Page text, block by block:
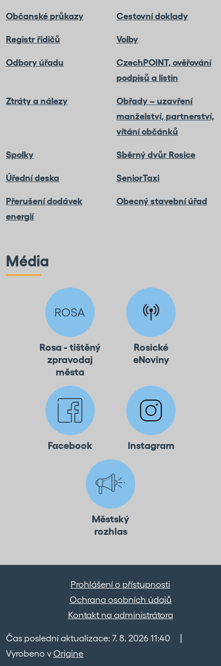
Občanské průkazy Cestovní doklady
Registr řidičů Volby
Odbory úřadu
CzechPOINT, ověřování
podpisů a listin
Ztráty a nálezy
Obřady – uzavření
manželství, partnerství,
vítání občánků
Spolky Sběrný dvůr Rosice
Úřední deska SeniorTaxi
Přerušení dodávek
energií
Obecný stavební úřad
Média
Rosa - tištěný
zpravodaj
města
Rosické
eNoviny
Facebook Instagram
Městský
rozhlas
Prohlášení o přístupnosti
Ochrana osobních údajů
Kontakt na administrátora
Čas poslední aktualizace: 7. 8. 2026 11:40
Vyrobeno v Origine